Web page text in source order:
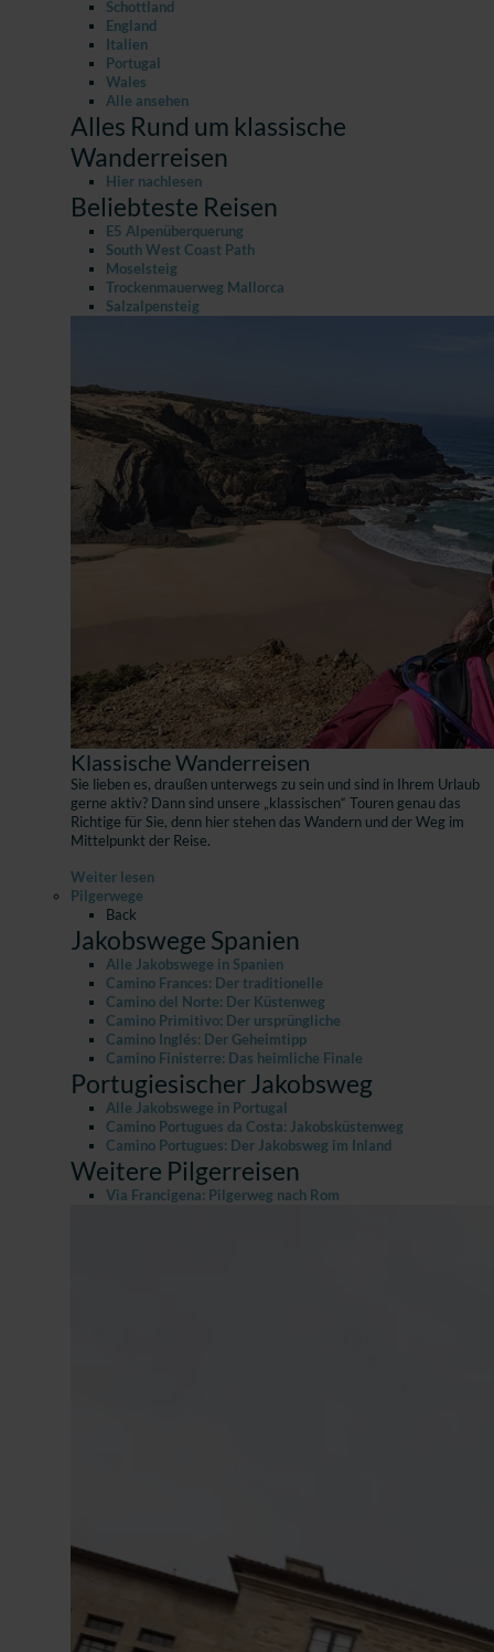
Schottland
England
Italien
Portugal
Wales
Alle ansehen
Alles Rund um klassische
Wanderreisen
Hier nachlesen
Beliebteste Reisen
E5 Alpenüberquerung
South West Coast Path
Moselsteig
Trockenmauerweg Mallorca
Salzalpensteig
Klassische Wanderreisen
Sie lieben es, draußen unterwegs zu sein und sind in Ihrem Urlaub
gerne aktiv? Dann sind unsere „klassischen“ Touren genau das
Richtige für Sie, denn hier stehen das Wandern und der Weg im
Mittelpunkt der Reise.
Weiter lesen
Pilgerwege
Back
Jakobswege Spanien
Alle Jakobswege in Spanien
Camino Frances: Der traditionelle
Camino del Norte: Der Küstenweg
Camino Primitivo: Der ursprüngliche
Camino Inglés: Der Geheimtipp
Camino Finisterre: Das heimliche Finale
Portugiesischer Jakobsweg
Alle Jakobswege in Portugal
Camino Portugues da Costa: Jakobsküstenweg
Camino Portugues: Der Jakobsweg im Inland
Weitere Pilgerreisen
Via Francigena: Pilgerweg nach Rom